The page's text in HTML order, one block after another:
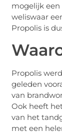
mogelijk
weliswaar
Propolis is
Propolis
geleden
van
Ook heeft
van het
met een